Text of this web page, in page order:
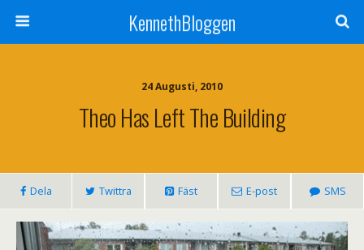
KennethBloggen
24 Augusti, 2010
Theo Has Left The Building
Dela Twittra Fäst E-post SMS